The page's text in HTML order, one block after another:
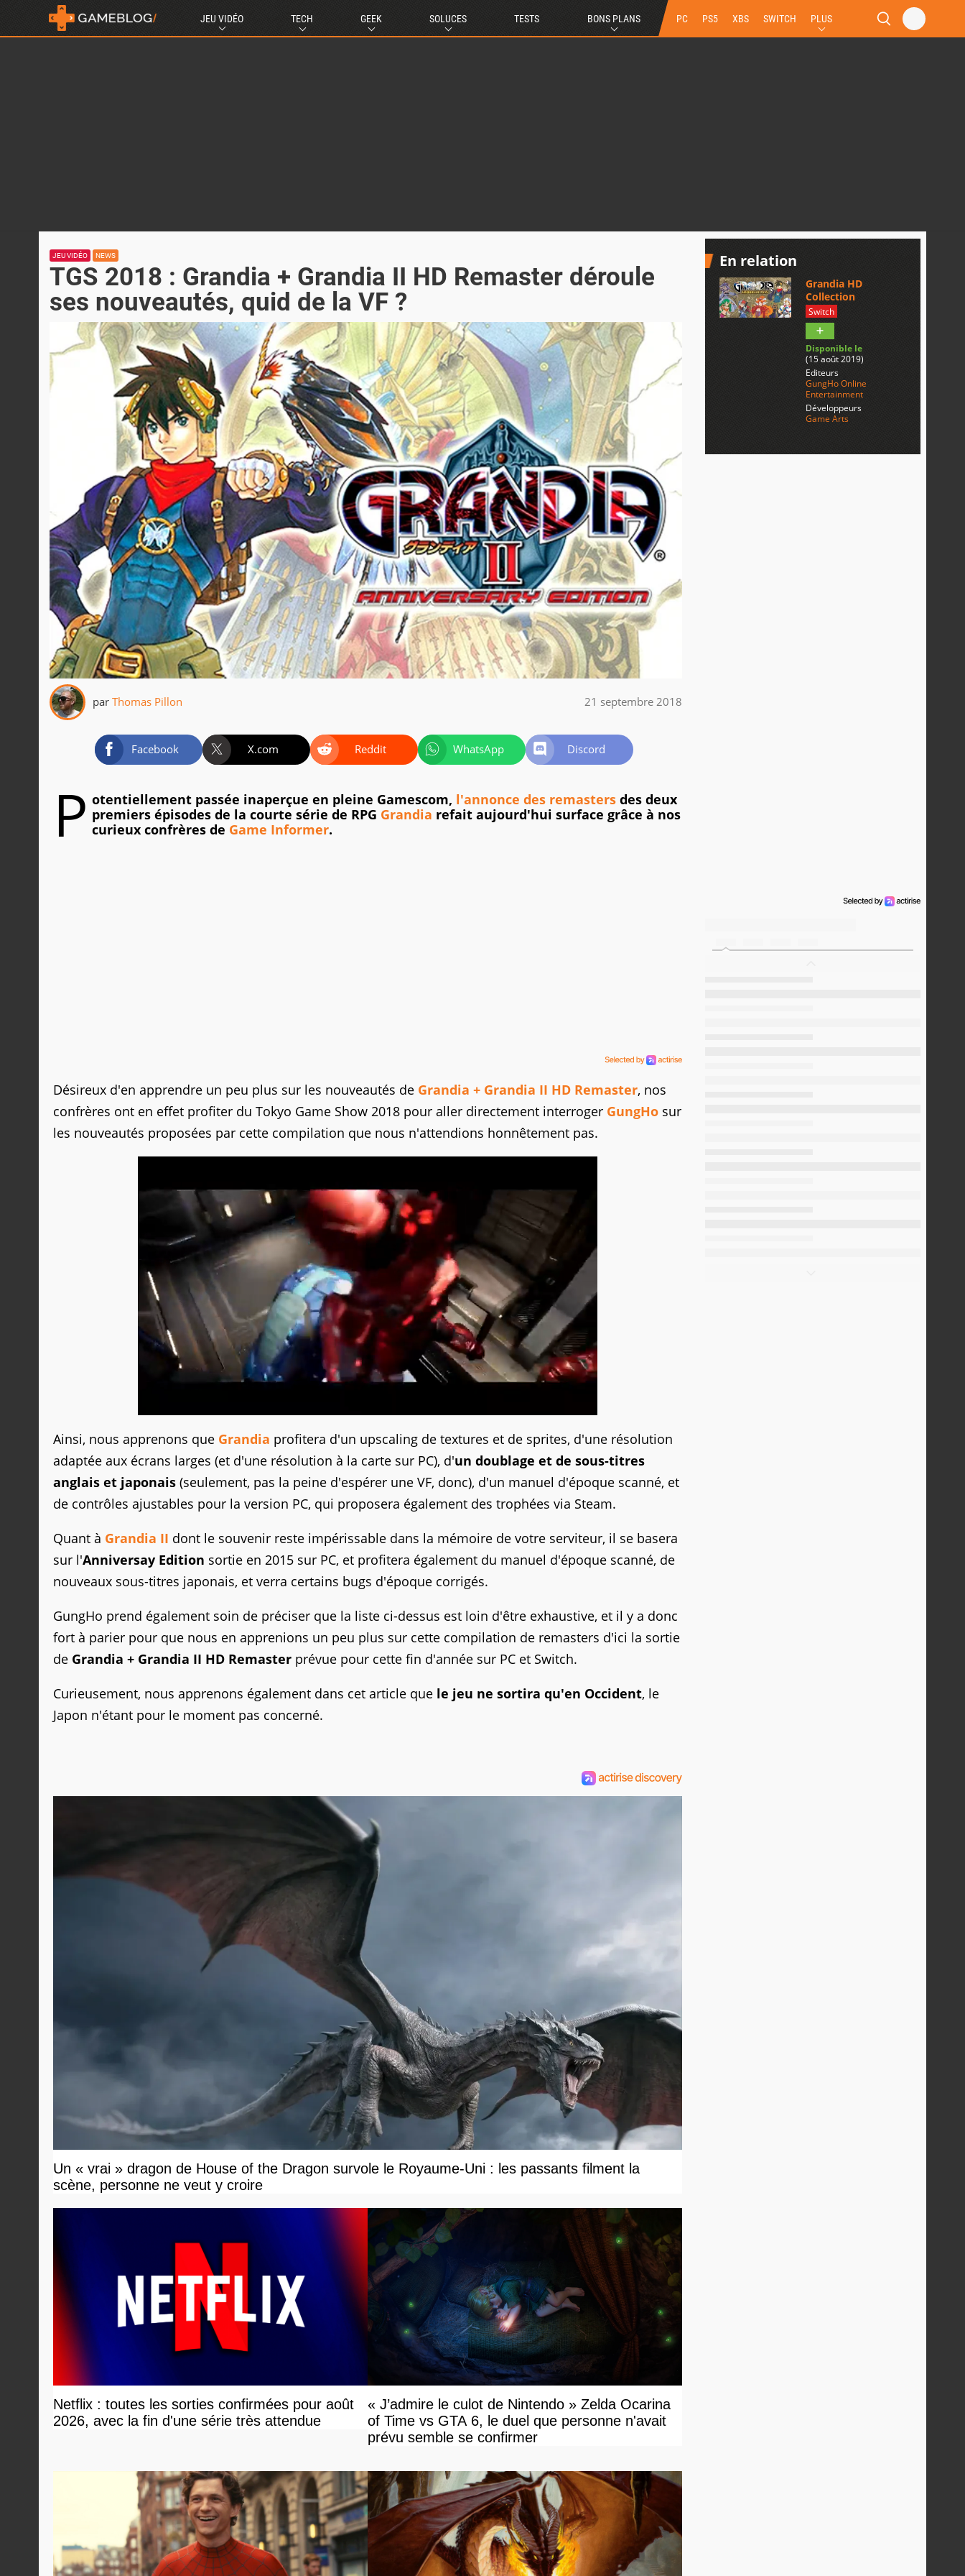
JEU VIDÉO TECH GEEK SOLUCES TESTS BONS PLANS PC PS5 XBS SWITCH PLUS
JEU VIDÉO NEWS
TGS 2018 : Grandia + Grandia II HD Remaster déroule
ses nouveautés, quid de la VF ?
par Thomas Pillon 21 septembre 2018
Facebook X.com Reddit WhatsApp Discord
P otentiellement passée inaperçue en pleine Gamescom, l'annonce des remasters des deux
premiers épisodes de la courte série de RPG Grandia refait aujourd'hui surface grâce à nos
curieux confrères de Game Informer.
Désireux d'en apprendre un peu plus sur les nouveautés de Grandia + Grandia II HD Remaster, nos
confrères ont en effet profiter du Tokyo Game Show 2018 pour aller directement interroger GungHo sur
les nouveautés proposées par cette compilation que nous n'attendions honnêtement pas.
Ainsi, nous apprenons que Grandia profitera d'un upscaling de textures et de sprites, d'une résolution
adaptée aux écrans larges (et d'une résolution à la carte sur PC), d'un doublage et de sous-titres
anglais et japonais (seulement, pas la peine d'espérer une VF, donc), d'un manuel d'époque scanné, et
de contrôles ajustables pour la version PC, qui proposera également des trophées via Steam.
Quant à Grandia II dont le souvenir reste impérissable dans la mémoire de votre serviteur, il se basera
sur l'Anniversay Edition sortie en 2015 sur PC, et profitera également du manuel d'époque scanné, de
nouveaux sous-titres japonais, et verra certains bugs d'époque corrigés.
GungHo prend également soin de préciser que la liste ci-dessus est loin d'être exhaustive, et il y a donc
fort à parier pour que nous en apprenions un peu plus sur cette compilation de remasters d'ici la sortie
de Grandia + Grandia II HD Remaster prévue pour cette fin d'année sur PC et Switch.
Curieusement, nous apprenons également dans cet article que le jeu ne sortira qu'en Occident, le
Japon n'étant pour le moment pas concerné.
Un « vrai » dragon de House of the Dragon survole le Royaume-Uni : les passants filment la
scène, personne ne veut y croire
Netflix : toutes les sorties confirmées pour août
2026, avec la fin d'une série très attendue
« J’admire le culot de Nintendo » Zelda Ocarina
of Time vs GTA 6, le duel que personne n'avait
prévu semble se confirmer
En relation
Grandia HD
Collection
Switch
Disponible le
(15 août 2019)
Editeurs
GungHo Online
Entertainment
Développeurs
Game Arts